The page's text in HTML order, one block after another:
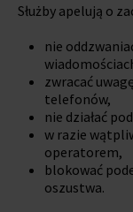
Służby apelują o
nie
zwracać
telefonów,
nie działać
w razie
operatorem,
blokować
oszustwa.